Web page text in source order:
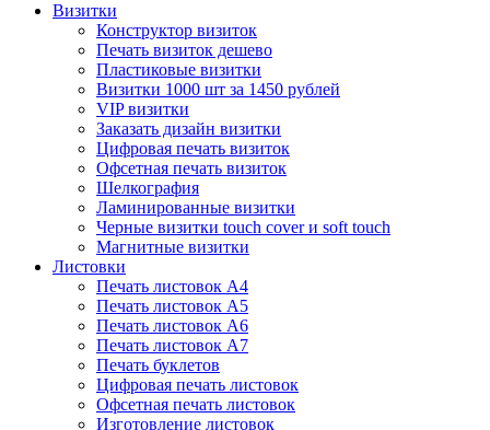
Визитки
Конструктор визиток
Печать визиток дешево
Пластиковые визитки
Визитки 1000 шт за 1450 рублей
VIP визитки
Заказать дизайн визитки
Цифровая печать визиток
Офсетная печать визиток
Шелкография
Ламинированные визитки
Черные визитки touch cover и soft touch
Магнитные визитки
Листовки
Печать листовок А4
Печать листовок А5
Печать листовок А6
Печать листовок А7
Печать буклетов
Цифровая печать листовок
Офсетная печать листовок
Изготовление листовок